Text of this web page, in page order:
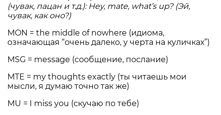
(чувак, пацан и т.д.): Hey, mate, what’s up? (Эй,
чувак, как оно?)
MON = the middle of nowhere (идиома,
означающая “очень далеко, у черта на куличках”)
MSG = message (сообщение, послание)
MTE = my thoughts exactly (ты читаешь мои
мысли, я думаю точно так же)
MU = I miss you (скучаю по тебе)